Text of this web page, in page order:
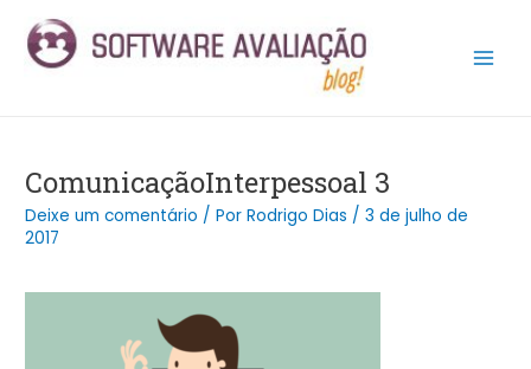
para
ComunicaçãoInterpessoal 3
Deixe um comentário / PorRodrigo Dias /3 de julho de
2017
navigation